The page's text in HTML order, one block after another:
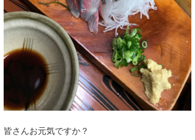
皆さんお元気ですか？
Core Surf Japan
Naoya Kimoto
mitsuteru Kamio
Yasunari Inoue
メディア
SURFMEDIA
Colors MAGAZINE
波伝説アンバサダー/プロライダー
福島寿実子
波伝説スタッフ